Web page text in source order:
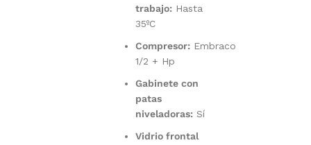
trabajo: Hasta
35ºC
Compresor: Embraco
1/2 + Hp
Gabinete con
patas
niveladoras: Sí
Vidrio frontal